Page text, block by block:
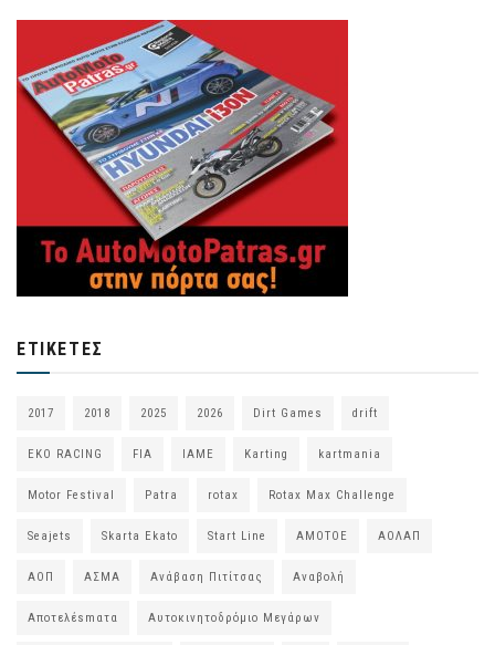
ΕΤΙΚΈΤΕΣ
2017 2018 2025 2026 Dirt Games drift
EKO RACING FIA IAME Karting kartmania
Motor Festival Patra rotax Rotax Max Challenge
Seajets Skarta Ekato Start Line ΑΜΟΤΟΕ ΑΟΛΑΠ
ΑΟΠ ΑΣΜΑ Ανάβαση Πιτίτσας Αναβολή
Αποτελέsmατα Αυτοκινητοδρόμιο Μεγάρων